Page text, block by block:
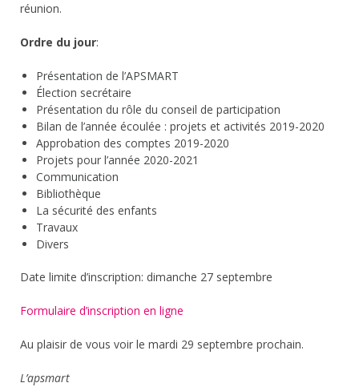
réunion.
Ordre du jour:
Présentation de l’APSMART
Élection secrétaire
Présentation du rôle du conseil de participation
Bilan de l’année écoulée : projets et activités 2019-2020
Approbation des comptes 2019-2020
Projets pour l’année 2020-2021
Communication
Bibliothèque
La sécurité des enfants
Travaux
Divers
Date limite d’inscription: dimanche 27 septembre
Formulaire d’inscription en ligne
Au plaisir de vous voir le mardi 29 septembre prochain.
L’apsmart